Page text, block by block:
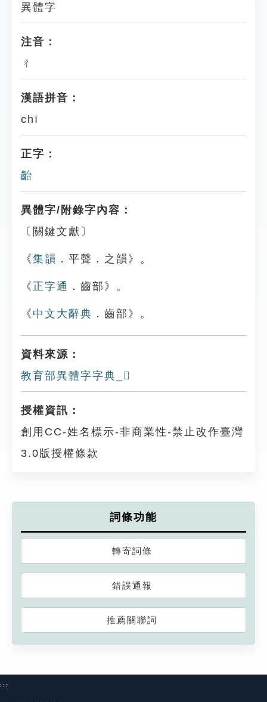
異體字
注音：
ㄔ
漢語拼音：
chī
正字：
齝
異體字/附錄字內容：
〔關鍵文獻〕
《集韻 ．平聲．之韻》。
《 正字通 ．齒部》。
《 中文大辭典 ．齒部》。
資料來源：
教育部異體字字典_𪙋
授權資訊：
創用CC-姓名標示-非商業性-禁止改作臺灣
3.0版授權條款
詞條功能
轉寄詞條
錯誤通報
推薦關聯詞
:::